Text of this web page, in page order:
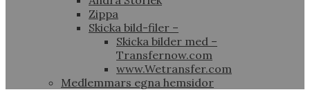
Zippa
Skicka bild-filer –
Skicka bilder med –
Transfernow.com
www.Wetransfer.com
Medlemmars egna hemsidor